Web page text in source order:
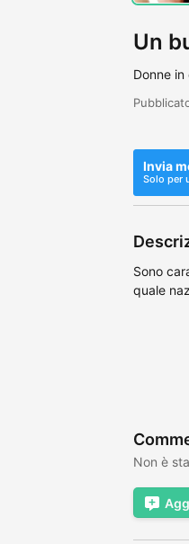
Un
Donne
Invia
Solo per
Sono
quale
Non è